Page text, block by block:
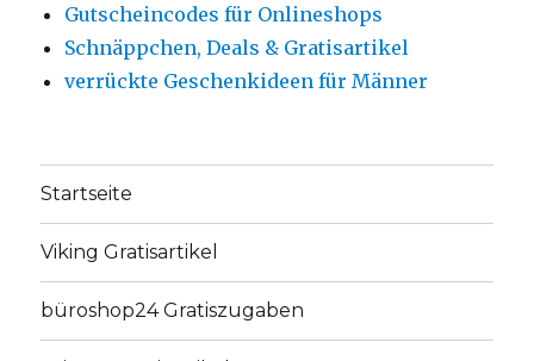
Gutscheincodes für Onlineshops
Schnäppchen, Deals & Gratisartikel
verrückte Geschenkideen für Männer
Startseite
Viking Gratisartikel
büroshop24 Gratiszugaben